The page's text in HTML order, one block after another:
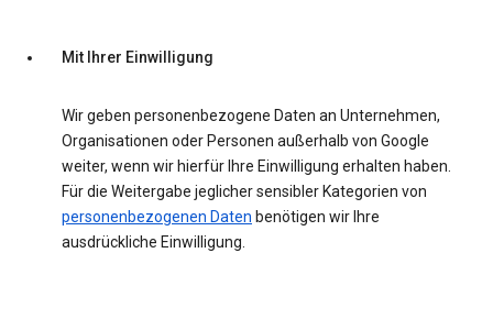
Mit Ihrer Einwilligung
Wir geben personenbezogene Daten an Unternehmen,
Organisationen oder Personen außerhalb von Google
weiter, wenn wir hierfür Ihre Einwilligung erhalten haben.
Für die Weitergabe jeglicher sensibler Kategorien von
personenbezogenen Daten benötigen wir Ihre
ausdrückliche Einwilligung.